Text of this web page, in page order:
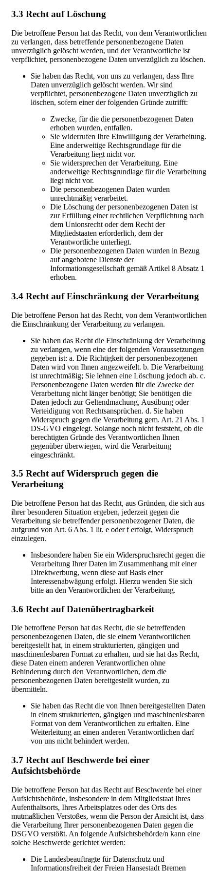
3.3 Recht auf Löschung
Die betroffene Person hat das Recht, von dem Verantwortlichen
zu verlangen, dass betreffende personenbezogene Daten
unverzüglich gelöscht werden, und der Verantwortliche ist
verpflichtet, personenbezogene Daten unverzüglich zu löschen.
Sie haben das Recht, von uns zu verlangen, dass Ihre
Daten unverzüglich gelöscht werden. Wir sind
verpflichtet, personenbezogene Daten unverzüglich zu
löschen, sofern einer der folgenden Gründe zutrifft:
Zwecke, für die die personenbezogenen Daten
erhoben wurden, entfallen.
Sie widerrufen Ihre Einwilligung der Verarbeitung.
Eine anderweitige Rechtsgrundlage für die
Verarbeitung liegt nicht vor.
Sie widersprechen der Verarbeitung. Eine
anderweitige Rechtsgrundlage für die Verarbeitung
liegt nicht vor.
Die personenbezogenen Daten wurden
unrechtmäßig verarbeitet.
Die Löschung der personenbezogenen Daten ist
zur Erfüllung einer rechtlichen Verpflichtung nach
dem Unionsrecht oder dem Recht der
Mitgliedstaaten erforderlich, dem der
Verantwortliche unterliegt.
Die personenbezogenen Daten wurden in Bezug
auf angebotene Dienste der
Informationsgesellschaft gemäß Artikel 8 Absatz 1
erhoben.
3.4 Recht auf Einschränkung der Verarbeitung
Die betroffene Person hat das Recht, von dem Verantwortlichen
die Einschränkung der Verarbeitung zu verlangen.
Sie haben das Recht die Einschränkung der Verarbeitung
zu verlangen, wenn eine der folgenden Voraussetzungen
gegeben ist: a. Die Richtigkeit der personenbezogenen
Daten wird von Ihnen angezweifelt. b. Die Verarbeitung
ist unrechtmäßig; Sie lehnen eine Löschung jedoch ab. c.
Personenbezogene Daten werden für die Zwecke der
Verarbeitung nicht länger benötigt; Sie benötigen die
Daten jedoch zur Geltendmachung, Ausübung oder
Verteidigung von Rechtsansprüchen. d. Sie haben
Widerspruch gegen die Verarbeitung gem. Art. 21 Abs. 1
DS-GVO eingelegt. Solange noch nicht feststeht, ob die
berechtigten Gründe des Verantwortlichen Ihnen
gegenüber überwiegen, wird die Verarbeitung
eingeschränkt.
3.5 Recht auf Widerspruch gegen die
Verarbeitung
Die betroffene Person hat das Recht, aus Gründen, die sich aus
ihrer besonderen Situation ergeben, jederzeit gegen die
Verarbeitung sie betreffender personenbezogener Daten, die
aufgrund von Art. 6 Abs. 1 lit. e oder f erfolgt, Widerspruch
einzulegen.
Insbesondere haben Sie ein Widerspruchsrecht gegen die
Verarbeitung Ihrer Daten im Zusammenhang mit einer
Direktwerbung, wenn diese auf Basis einer
Interessenabwägung erfolgt. Hierzu wenden Sie sich
bitte an den Verantwortlichen der Verarbeitung.
3.6 Recht auf Datenübertragbarkeit
Die betroffene Person hat das Recht, die sie betreffenden
personenbezogenen Daten, die sie einem Verantwortlichen
bereitgestellt hat, in einem strukturierten, gängigen und
maschinenlesbaren Format zu erhalten, und sie hat das Recht,
diese Daten einem anderen Verantwortlichen ohne
Behinderung durch den Verantwortlichen, dem die
personenbezogenen Daten bereitgestellt wurden, zu
übermitteln.
Sie haben das Recht die von Ihnen bereitgestellten Daten
in einem strukturierten, gängigen und maschinenlesbaren
Format von dem Verantwortlichen zu erhalten. Eine
Weiterleitung an einen anderen Verantwortlichen darf
von uns nicht behindert werden.
3.7 Recht auf Beschwerde bei einer
Aufsichtsbehörde
Die betroffene Person hat das Recht auf Beschwerde bei einer
Aufsichtsbehörde, insbesondere in dem Mitgliedstaat Ihres
Aufenthaltsorts, Ihres Arbeitsplatzes oder des Orts des
mutmaßlichen Verstoßes, wenn die Person der Ansicht ist, dass
die Verarbeitung Ihrer personenbezogenen Daten gegen die
DSGVO verstößt. An folgende Aufsichtsbehörde/n kann eine
solche Beschwerde gerichtet werden:
Die Landesbeauftragte für Datenschutz und
Informationsfreiheit der Freien Hansestadt Bremen